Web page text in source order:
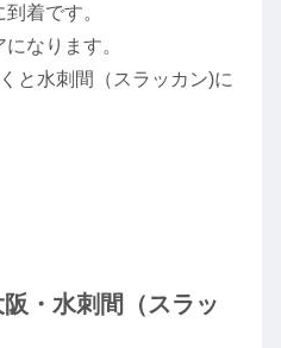
着です。
なります。
と水刺間（スラッカン)に
・水刺間（スラッ